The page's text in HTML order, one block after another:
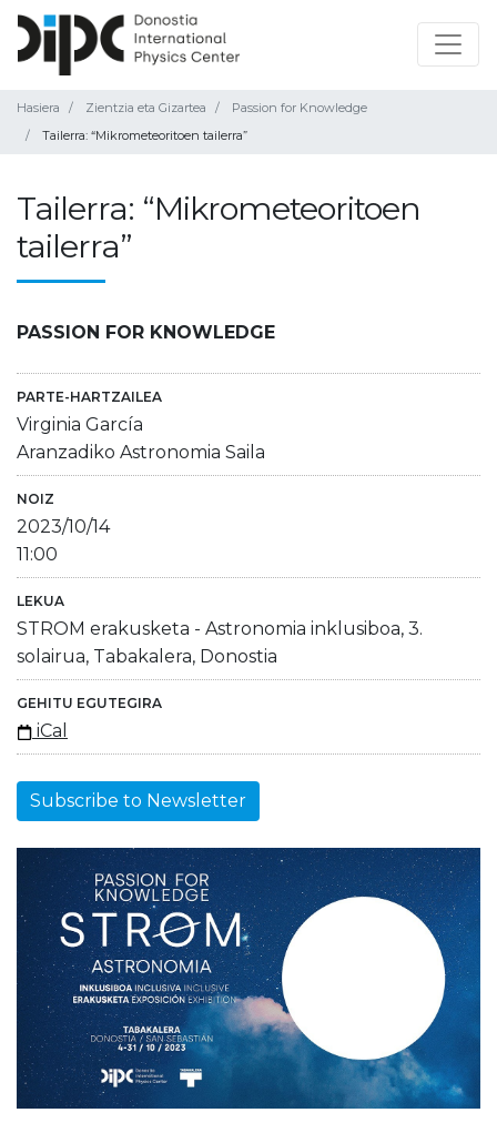
Hasiera Zientzia eta Gizartea
Passion for Knowledge
Tailerra: “Mikrometeoritoen tailerra”
Tailerra: “Mikrometeoritoen
tailerra”
PASSION FOR KNOWLEDGE
PARTE-HARTZAILEA
Virginia García
Aranzadiko Astronomia Saila
NOIZ
2023/10/14
11:00
LEKUA
STROM erakusketa - Astronomia inklusiboa, 3.
solairua, Tabakalera, Donostia
GEHITU EGUTEGIRA
iCal
Subscribe to Newsletter